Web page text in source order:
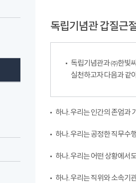
독립기념관 갑질근
독립기념관과 ㈜한빛
실천하고자 다음과 같
하나. 우리는 인간의 존엄과
하나. 우리는 공정한 직무수
하나. 우리는 어떤 상황에서
하나. 우리는 직위와 소속기